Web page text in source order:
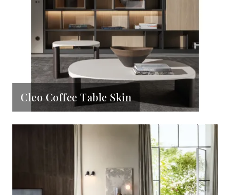
Cleo Coffee Table Skin